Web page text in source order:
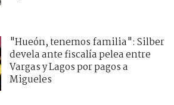
"Hueón, tenemos familia": Silber
devela ante fiscalía pelea entre
Vargas y Lagos por pagos a
Migueles